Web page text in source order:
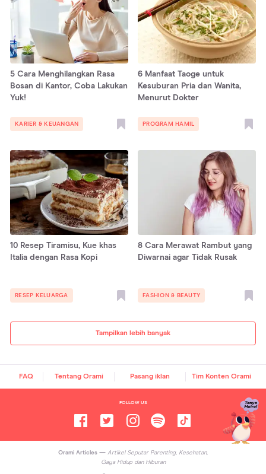
Tampilkan lebih banyak
5 Cara Menghilangkan Rasa
Bosan di Kantor, Coba Lakukan
Yuk!
KARIER & KEUANGAN
6 Manfaat Taoge untuk
Kesuburan Pria dan Wanita,
Menurut Dokter
PROGRAM HAMIL
10 Resep Tiramisu, Kue khas
Italia dengan Rasa Kopi
RESEP KELUARGA
8 Cara Merawat Rambut yang
Diwarnai agar Tidak Rusak
FASHION & BEAUTY
FAQ Tentang Orami Pasang iklan Tim Konten Orami
FOLLOW US
Orami Articles — Artikel Seputar Parenting, Kesehatan,
Gaya Hidup dan Hiburan